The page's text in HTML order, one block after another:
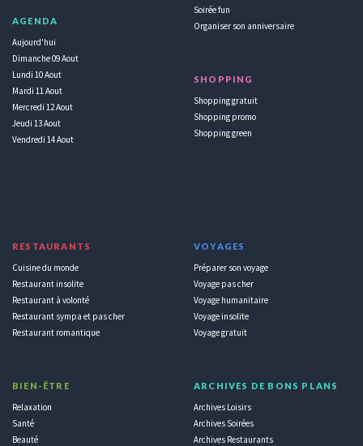
AGENDA
Aujourd'hui
Dimanche 09 Aout
Lundi 10 Aout
Mardi 11 Aout
Mercredi 12 Aout
Jeudi 13 Aout
Vendredi 14 Aout
Soirée fun
Organiser son anniversaire
SHOPPING
Shopping gratuit
Shopping promo
Shopping green
RESTAURANTS
Cuisine du monde
Restaurant insolite
Restaurant à volonté
Restaurant sympa et pas cher
Restaurant romantique
BIEN-ÊTRE
Relaxation
Santé
Beauté
VOYAGES
Préparer son voyage
Voyage pas cher
Voyage humanitaire
Voyage insolite
Voyage gratuit
ARCHIVES DE BONS PLANS
Archives Loisirs
Archives Soirées
Archives Restaurants